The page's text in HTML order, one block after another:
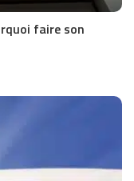
faire son